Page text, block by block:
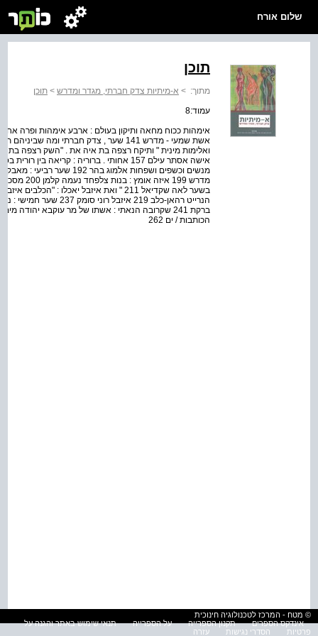
שלום אורח
תוכן
מתוך: > א-מיתיות צדק חברתי, מגדר ומדרש > תוכן
עמוד:8
מנשים וכשפים ושפחות אלמוג
הנרייט רהאן-כלב 219
הכותבות / ים 262
© מטח - המרכז לטכנולוגיה חינוכית
אינדקס הספרים
תקנון הספרייה על הספרייה
תנאי שימוש באתר והגנה על
פרטיות
הסדרי נגישות עזרה